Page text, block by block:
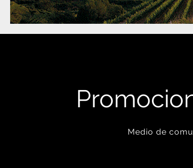
Medio de